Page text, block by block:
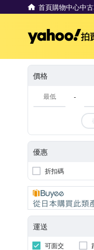
首頁購物中心中
價格
-
優惠
折扣碼
運送
可面交